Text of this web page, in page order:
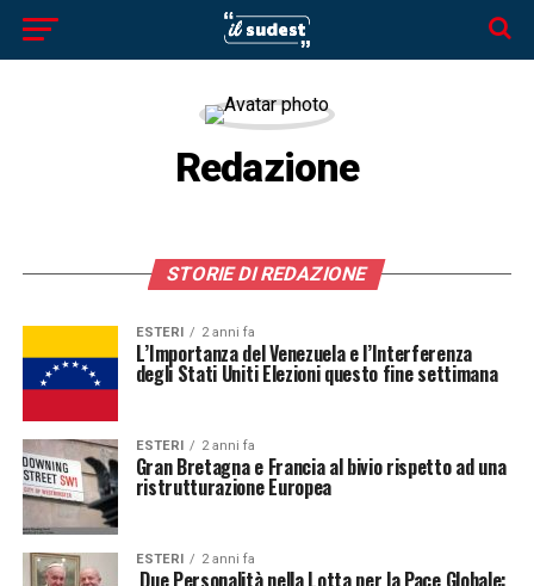
Redazione
STORIE DI REDAZIONE
ESTERI 2 anni fa
L’Importanza del Venezuela e l’Interferenza
degli Stati Uniti Elezioni questo fine settimana
ESTERI 2 anni fa
Gran Bretagna e Francia al bivio rispetto ad una
ristrutturazione Europea
ESTERI 2 anni fa
Due Personalità nella Lotta per la Pace Globale: